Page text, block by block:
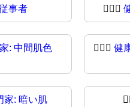
事者 🧑🏻‍⚕️
: 中間肌色 🧑🏽‍⚕ 健
家: 暗い肌